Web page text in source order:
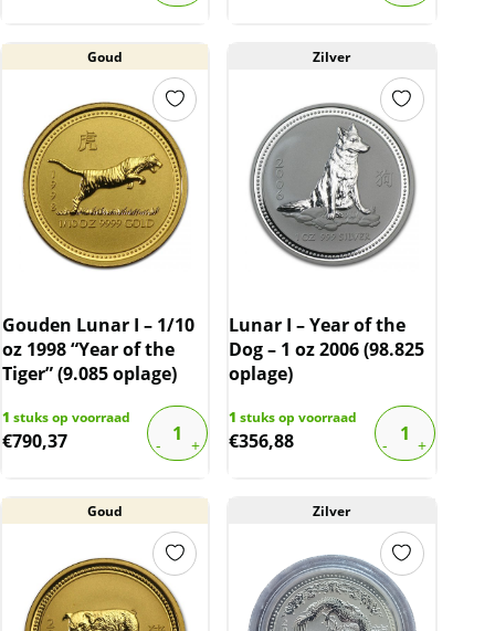
Goud
Gouden Lunar I – 1/10
oz 1998 “Year of the
Tiger” (9.085 oplage)
1 stuks op voorraad
€790,37
Zilver
Lunar I – Year of the
Dog – 1 oz 2006 (98.825
oplage)
1 stuks op voorraad
€356,88
Goud Zilver